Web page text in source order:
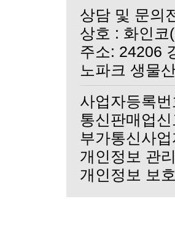
실크
더실크
더실크
쇼핑
쇼핑
상담 및 문의
상호 : 화인코
노파크 생물
사업자등록
통신판매업
부가통신사
개인정보 관
개인정보 보